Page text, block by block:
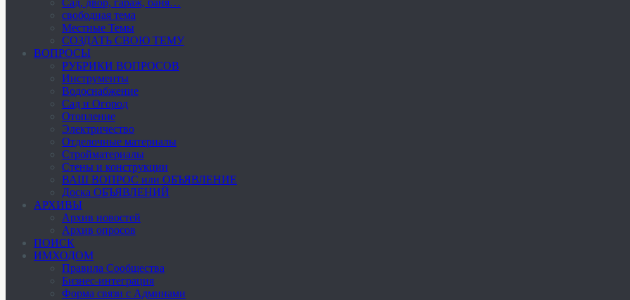
свободная тема
Местные Темы
СОЗДАТЬ СВОЮ ТЕМУ
ВОПРОСЫ
РУБРИКИ ВОПРОСОВ
Инструменты
Водоснабжение
Сад и Огород
Отопление
Электричество
Отделочные материалы
Стройматериалы
Стены и конструкции
ВАШ ВОПРОС или ОБЪЯВЛЕНИЕ
Доска ОБЪЯВЛЕНИЙ
АРХИВЫ
Архив новостей
Архив опросов
ПОИСК
ИМХОДОМ
Правила Сообщества
Бизнес-интеграция
Форма связи с Админами